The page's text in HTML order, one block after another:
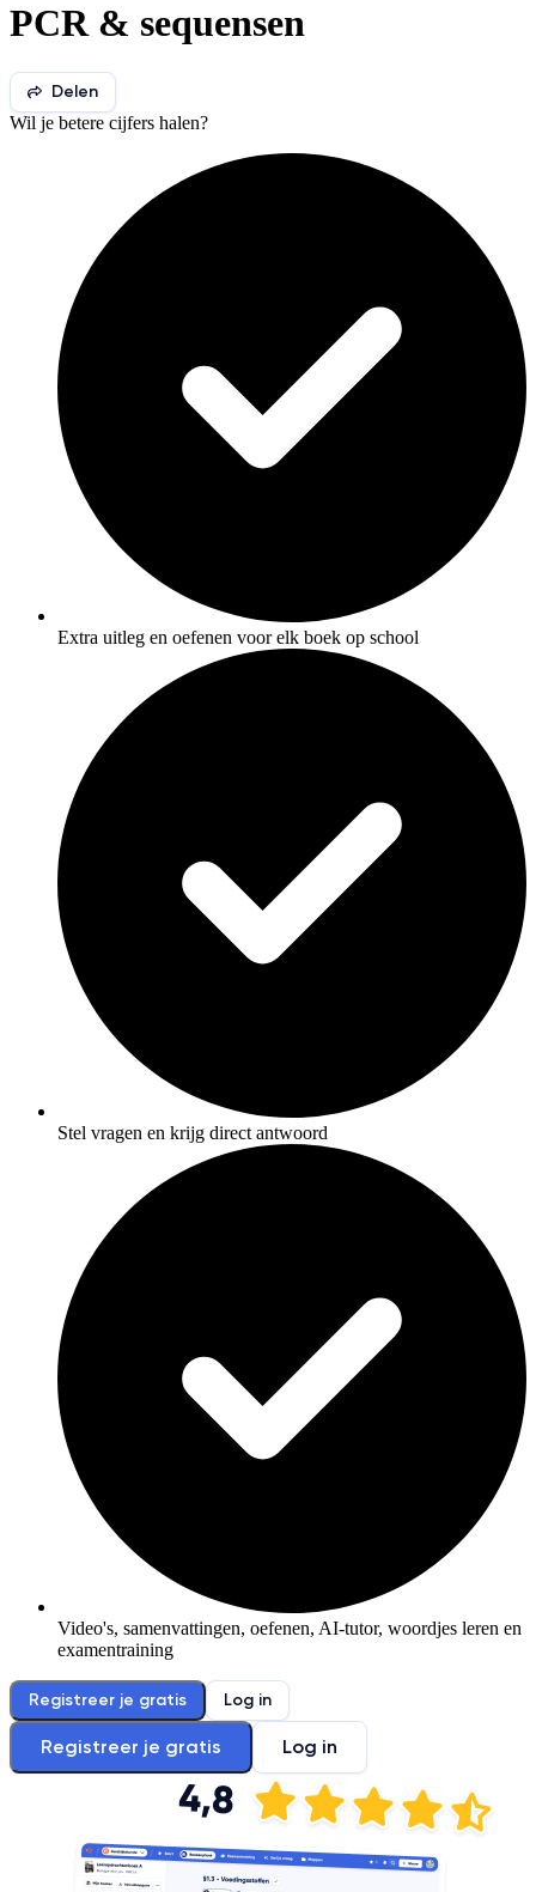
PCR & sequensen
Delen
Wil je betere cijfers halen?
Extra uitleg en oefenen voor elk boek op school
Stel vragen en krijg direct antwoord
Video's, samenvattingen, oefenen, AI-tutor, woordjes leren en
examentraining
Registreer je gratis Log in
Registreer je gratis Log in